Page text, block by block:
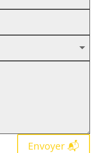
Envoyer 📬